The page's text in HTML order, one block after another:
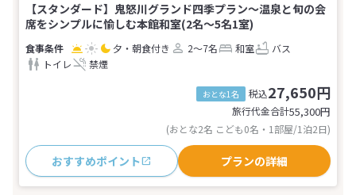
【スタンダード】鬼怒川グランド四季プラン～温泉と旬の会
席をシンプルに愉しむ本館和室(2名～5名1室)
夕・朝食付き 2～7名 和室
バス
トイレ
禁煙
おとな1名 税込27,650円
旅行代金合計55,300円
(おとな2名 こども0名・1部屋/1泊2日)
おすすめポイント プランの詳細